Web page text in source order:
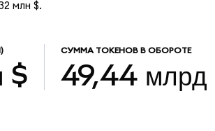
млн $.
$
СУММА ТОКЕНОВ В ОБОРОТЕ
49,44 млрд